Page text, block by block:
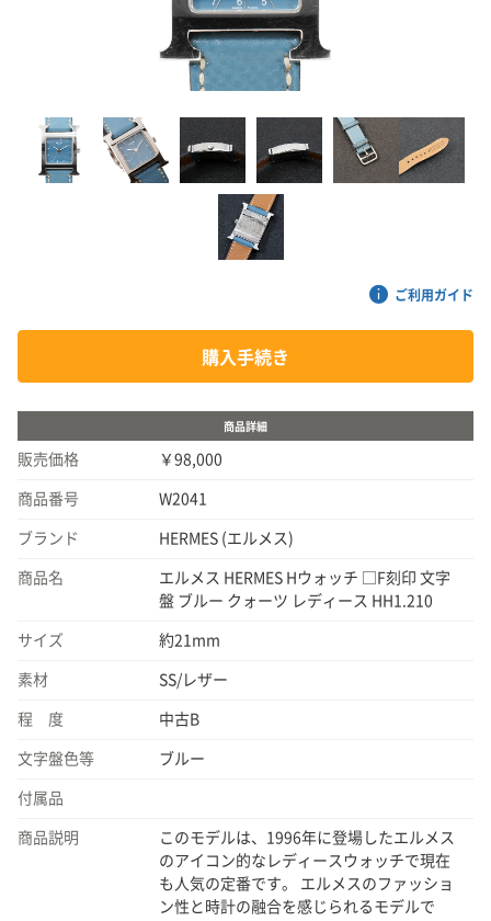
ご利用ガイド
購入手続き
商品詳細
販売価格 ￥98,000
商品番号 W2041
ブランド HERMES (エルメス)
商品名
エルメス HERMES Hウォッチ □F刻印 文字
盤 ブルー クォーツ レディース HH1.210
サイズ 約21mm
素材 SS/レザー
程 度 中古B
文字盤色等 ブルー
付属品
商品説明
このモデルは、1996年に登場したエルメス
のアイコン的なレディースウォッチで現在
も人気の定番です。 エルメスのファッショ
ン性と時計の融合を感じられるモデルで